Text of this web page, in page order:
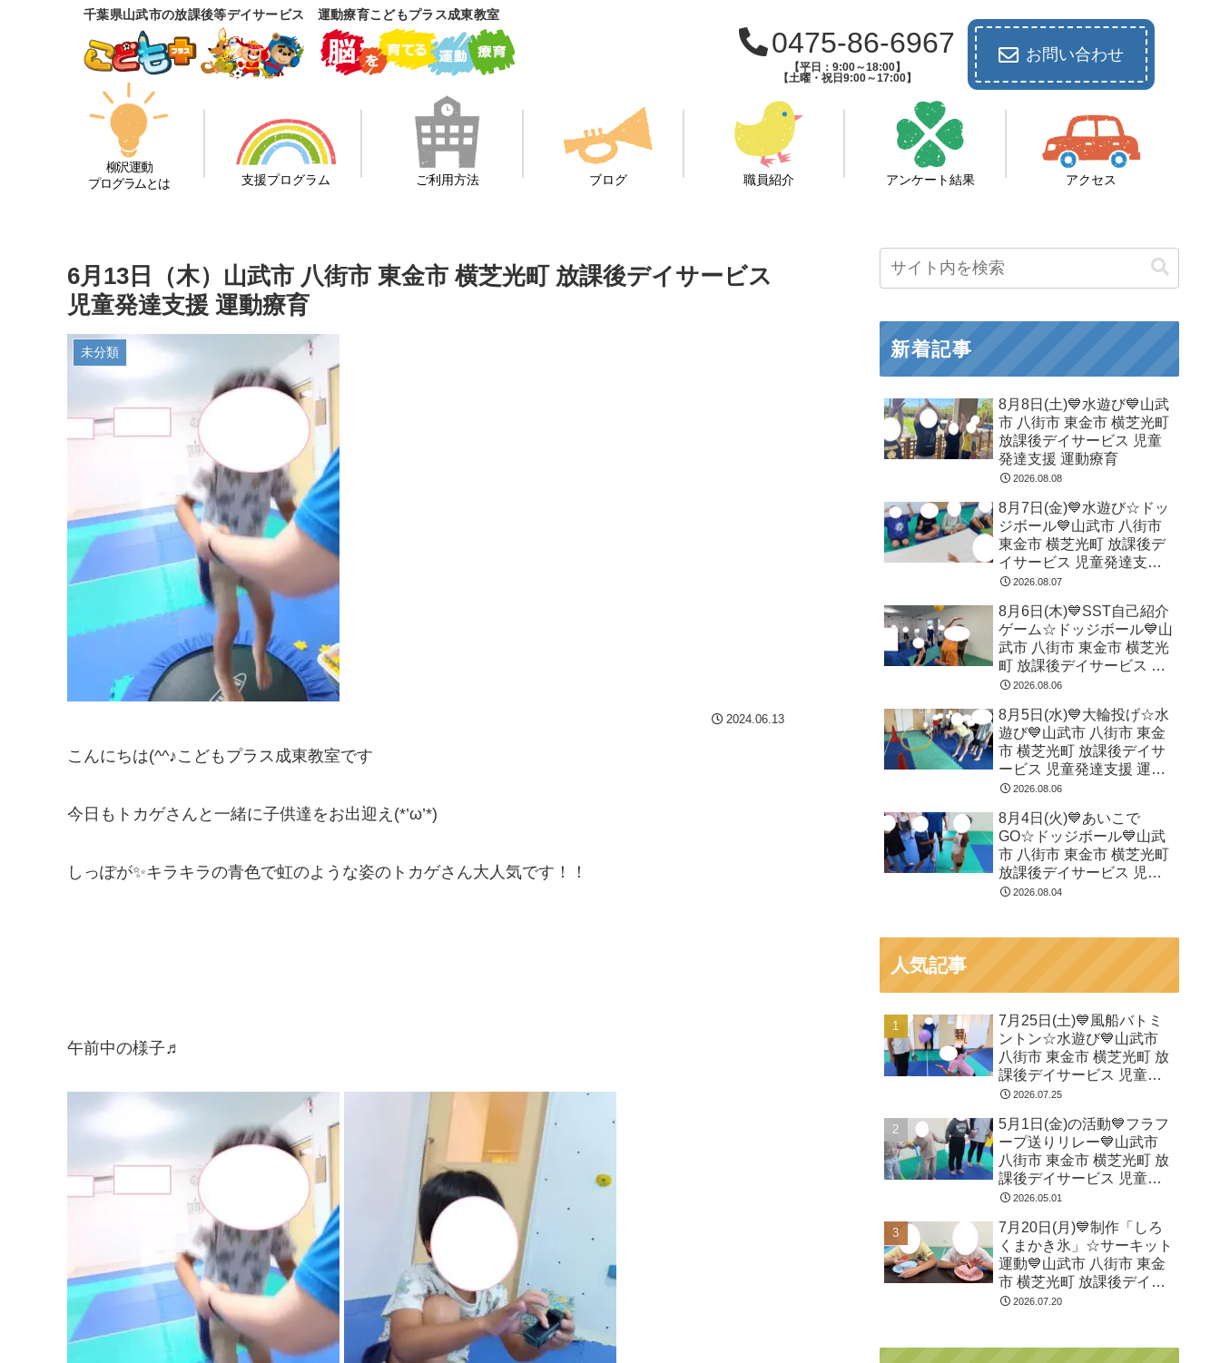
千葉県山武市の放課後等デイサービス 運動療育こどもプラス成東教室
0475-86-6967
【平日：9:00～18:00】
【土曜・祝日9:00～17:00】
お問い合わせ
柳沢運動
プログラムとは
支援プログラム ご利用方法 ブログ 職員紹介 アンケート結果 アクセス
6月13日（木）山武市 八街市 東金市 横芝光町 放課後デイサービス
児童発達支援 運動療育
未分類
2024.06.13
こんにちは(^^♪こどもプラス成東教室です
今日もトカゲさんと一緒に子供達をお出迎え(*’ω’*)
しっぽが✨キラキラの青色で虹のような姿のトカゲさん大人気です！！
午前中の様子♬
新着記事
8月8日(土)💙水遊び💙山武
市 八街市 東金市 横芝光町
放課後デイサービス 児童
発達支援 運動療育
2026.08.08
8月7日(金)💙水遊び☆ドッ
ジボール💙山武市 八街市
東金市 横芝光町 放課後デ
イサービス 児童発達支援
運動療育
2026.08.07
8月6日(木)💙SST自己紹介
ゲーム☆ドッジボール💙山
武市 八街市 東金市 横芝光
町 放課後デイサービス 児
童発達支援 運動療育
2026.08.06
8月5日(水)💙大輪投げ☆水
遊び💙山武市 八街市 東金
市 横芝光町 放課後デイサ
ービス 児童発達支援 運動
療育2026.08.06
8月4日(火)💙あいこで
GO☆ドッジボール💙山武
市 八街市 東金市 横芝光町
放課後デイサービス 児童
発達支援 運動療育
2026.08.04
人気記事
7月25日(土)💙風船バトミ
ントン☆水遊び💙山武市
八街市 東金市 横芝光町 放
課後デイサービス 児童発
達支援 運動療育
2026.07.25
5月1日(金)の活動💙フラフ
ープ送りリレー💙山武市
八街市 東金市 横芝光町 放
課後デイサービス 児童発
達支援 運動療育
2026.05.01
7月20日(月)💙制作「しろ
くまかき氷」☆サーキット
運動💙山武市 八街市 東金
市 横芝光町 放課後デイサ
ービス 児童発達支援 運動
2026.07.20